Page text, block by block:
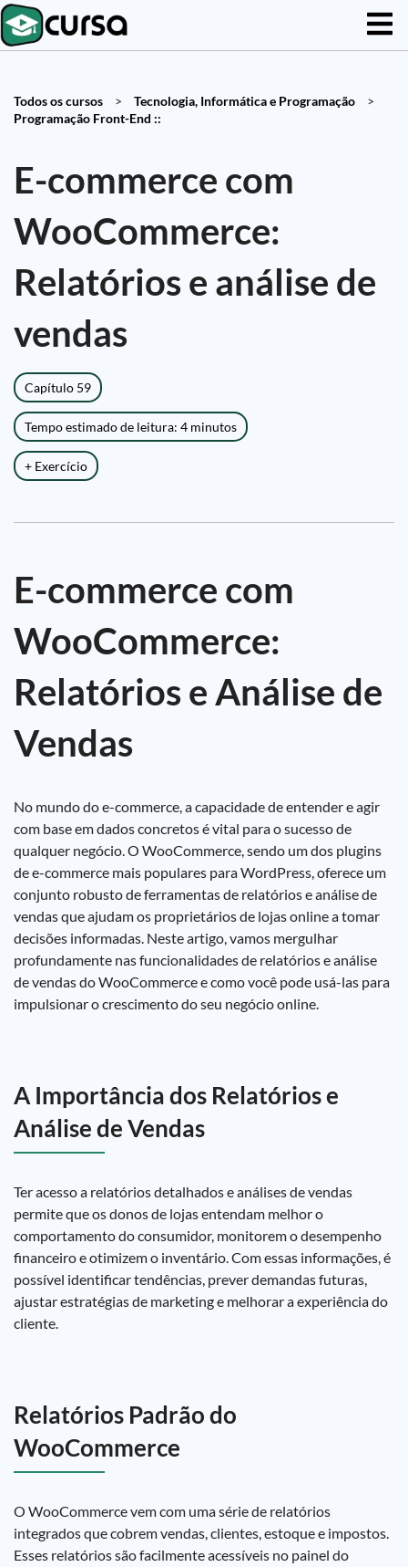
Todos os cursos > Tecnologia, Informática e Programação
>
Programação Front-End ::
E-commerce com
WooCommerce:
Relatórios e análise de
vendas
Capítulo 59
Tempo estimado de leitura: 4 minutos
+ Exercício
E-commerce com
WooCommerce:
Relatórios e Análise de
Vendas
No mundo do e-commerce, a capacidade de entender e agir
com base em dados concretos é vital para o sucesso de
qualquer negócio. O WooCommerce, sendo um dos plugins
de e-commerce mais populares para WordPress, oferece um
conjunto robusto de ferramentas de relatórios e análise de
vendas que ajudam os proprietários de lojas online a tomar
decisões informadas. Neste artigo, vamos mergulhar
profundamente nas funcionalidades de relatórios e análise
de vendas do WooCommerce e como você pode usá-las para
impulsionar o crescimento do seu negócio online.
A Importância dos Relatórios e
Análise de Vendas
Ter acesso a relatórios detalhados e análises de vendas
permite que os donos de lojas entendam melhor o
comportamento do consumidor, monitorem o desempenho
financeiro e otimizem o inventário. Com essas informações, é
possível identificar tendências, prever demandas futuras,
ajustar estratégias de marketing e melhorar a experiência do
cliente.
Relatórios Padrão do
WooCommerce
O WooCommerce vem com uma série de relatórios
integrados que cobrem vendas, clientes, estoque e impostos.
Esses relatórios são facilmente acessíveis no painel do